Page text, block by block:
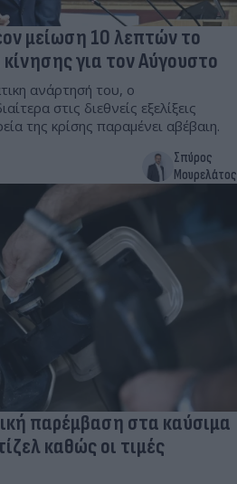
μείωση 10 λεπτών το
για τον Αύγουστο
ανάρτησή του, ο
στις διεθνείς εξελίξεις
της κρίσης παραμένει αβέβαιη.
Σπύρος
Μουρελάτος
παρέμβαση στα καύσιμα
καθώς οι τιμές